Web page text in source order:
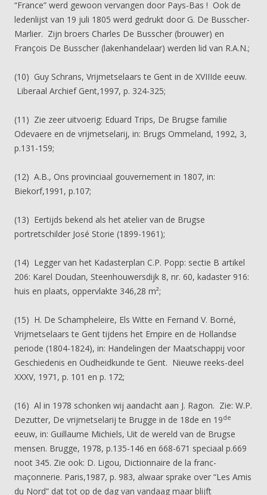
“France” werd gewoon vervangen door Pays-Bas ! Ook de
ledenlijst van 19 juli 1805 werd gedrukt door G. De Busscher-
Marlier. Zijn broers Charles De Busscher (brouwer) en
François De Busscher (lakenhandelaar) werden lid van R.A.N.;
(10) Guy Schrans, Vrijmetselaars te Gent in de XVIIIde eeuw.
Liberaal Archief Gent,1997, p. 324-325;
(11) Zie zeer uitvoerig: Eduard Trips, De Brugse familie
Odevaere en de vrijmetselarij, in: Brugs Ommeland, 1992, 3,
p.131-159;
(12) A.B., Ons provinciaal gouvernement in 1807, in:
Biekorf,1991, p.107;
(13) Eertijds bekend als het atelier van de Brugse
portretschilder José Storie (1899-1961);
(14) Legger van het Kadasterplan C.P. Popp: sectie B artikel
206: Karel Doudan, Steenhouwersdijk 8, nr. 60, kadaster 916:
huis en plaats, oppervlakte 346,28 m²;
(15) H. De Schampheleire, Els Witte en Fernand V. Borné,
Vrijmetselaars te Gent tijdens het Empire en de Hollandse
periode (1804-1824), in: Handelingen der Maatschappij voor
Geschiedenis en Oudheidkunde te Gent. Nieuwe reeks-deel
XXXV, 1971, p. 101 en p. 172;
(16) Al in 1978 schonken wij aandacht aan J. Ragon. Zie: W.P.
Dezutter, De vrijmetselarij te Brugge in de 18de en 19de
eeuw, in: Guillaume Michiels, Uit de wereld van de Brugse
mensen. Brugge, 1978, p.135-146 en 668-671 speciaal p.669
noot 345. Zie ook: D. Ligou, Dictionnaire de la franc-
maçonnerie. Paris,1987, p. 983, alwaar sprake over “Les Amis
du Nord” dat tot op de dag van vandaag maar blijft